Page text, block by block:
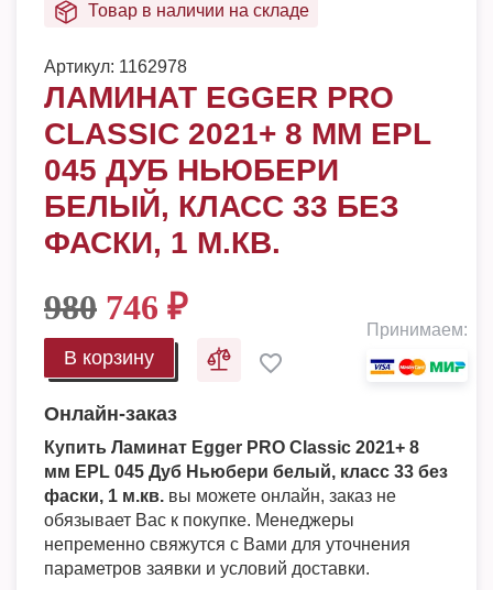
Товар в наличии на складе
Артикул: 1162978
ЛАМИНАТ EGGER PRO
CLASSIC 2021+ 8 ММ EPL
045 ДУБ НЬЮБЕРИ
БЕЛЫЙ, КЛАСС 33 БЕЗ
ФАСКИ, 1 М.КВ.
980 746 ₽
В корзину
Принимаем:
Онлайн-заказ
Купить Ламинат Egger PRO Classic 2021+ 8
мм EPL 045 Дуб Ньюбери белый, класс 33 без
фаски, 1 м.кв. вы можете онлайн, заказ не
обязывает Вас к покупке. Менеджеры
непременно свяжутся с Вами для уточнения
параметров заявки и условий доставки.